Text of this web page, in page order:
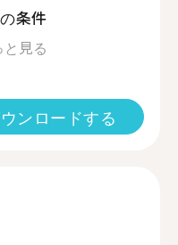
条件
と見る
ンロードする